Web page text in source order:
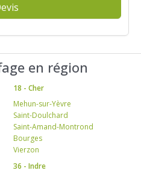
en région
18 - Cher
Mehun-sur-Yèvre
Saint-Doulchard
Saint-Amand-Montrond
Bourges
Vierzon
36 - Indre